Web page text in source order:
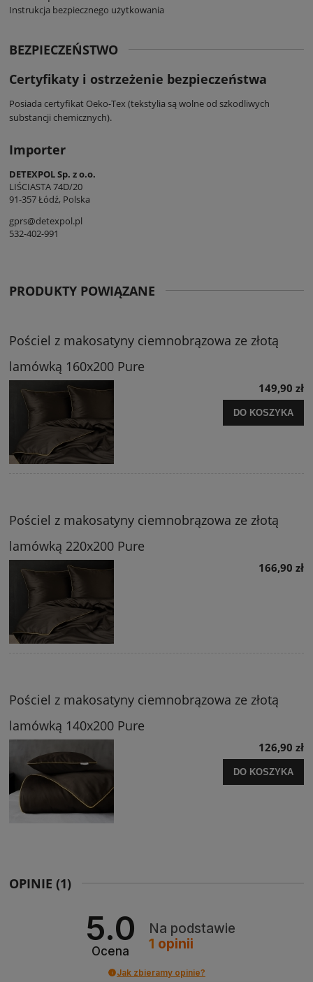
Instrukcja bezpiecznego użytkowania
BEZPIECZEŃSTWO
Certyfikaty i ostrzeżenie bezpieczeństwa
Posiada certyfikat Oeko-Tex (tekstylia są wolne od szkodliwych
substancji chemicznych).
Importer
DETEXPOL Sp. z o.o.
LIŚCIASTA 74D/20
91-357 Łódź, Polska
gprs@detexpol.pl
532-402-991
OPINIE (1)
5.0
Ocena
Na podstawie
1 opinii
Jak zbieramy opinie?
PRODUKTY POWIĄZANE
Pościel z makosatyny ciemnobrązowa ze złotą
lamówką 160x200 Pure
149,90 zł
DO KOSZYKA
Pościel z makosatyny ciemnobrązowa ze złotą
lamówką 220x200 Pure
166,90 zł
Pościel z makosatyny ciemnobrązowa ze złotą
lamówką 140x200 Pure
126,90 zł
DO KOSZYKA